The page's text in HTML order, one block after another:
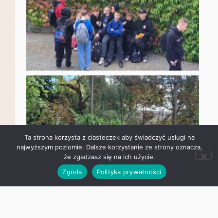
Ta strona korzysta z ciasteczek aby świadczyć usługi na
najwyższym poziomie. Dalsze korzystanie ze strony oznacza,
że zgadzasz się na ich użycie.
Zgoda
Polityka prywatności